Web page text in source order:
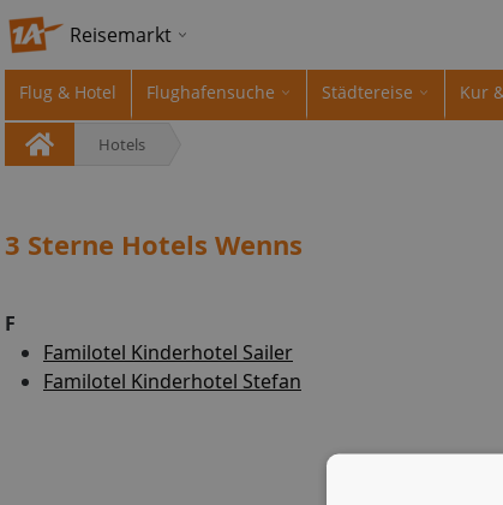
Reisemarkt
Flug & Hotel Flughafensuche Städtereise Kur
Hotels
3 Sterne Hotels Wenns
F
Familotel Kinderhotel Sailer
Familotel Kinderhotel Stefan